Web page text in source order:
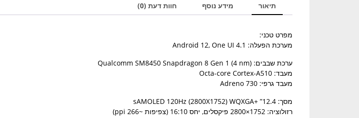
SM-
תיאור מידע נוסף חוות דעת (0)
מפרט טכני:
מערכת הפעלה: Android 12, One UI 4.1
ערכת שבבים: Qualcomm SM8450 Snapdragon 8 Gen 1 (4 nm)
מעבד: Octa-core Cortex-A510
מעבד גרפי: Adreno 730
מסך: 12.4” +sAMOLED 120Hz (2800X1752) WQXGA
רזולוציה: 1752×2800 פיקסלים, יחס 16:10 (צפיפות ~266 ppi)